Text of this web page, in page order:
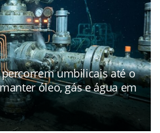
umbilicais até o
óleo, gás e água em